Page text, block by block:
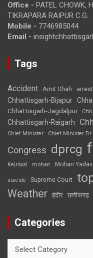
Office - PATEL CHOWK,
TIKRAPARA RAIPUR C.G.
Mobile - 7746985044
Email -
Tags
Accident Amit Shah arrest
Chhattisgarh-Bijapur
Chhattisgarh-Jagdalpur
Chhattisgarh-Raigarh
Chief Minister
Chief Minister Dr.
Congress dprcg
Kejriwal mohan Mohan Yadav
suicide Supreme Court
Weather इंदौर छत्तीसगढ़
Categories